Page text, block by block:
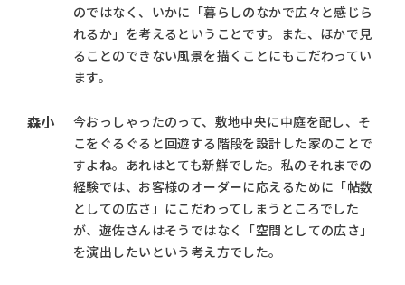
のではなく、いかに「暮らしのなかで広々と感じら
れるか」を考えるということです。また、ほかで見
ることのできない風景を描くことにもこだわってい
ます。
森小
今おっしゃったのって、敷地中央に中庭を配し、そ
こをぐるぐると回遊する階段を設計した家のことで
すよね。あれはとても新鮮でした。私のそれまでの
経験では、お客様のオーダーに応えるために「帖数
としての広さ」にこだわってしまうところでした
が、遊佐さんはそうではなく「空間としての広さ」
を演出したいという考え方でした。